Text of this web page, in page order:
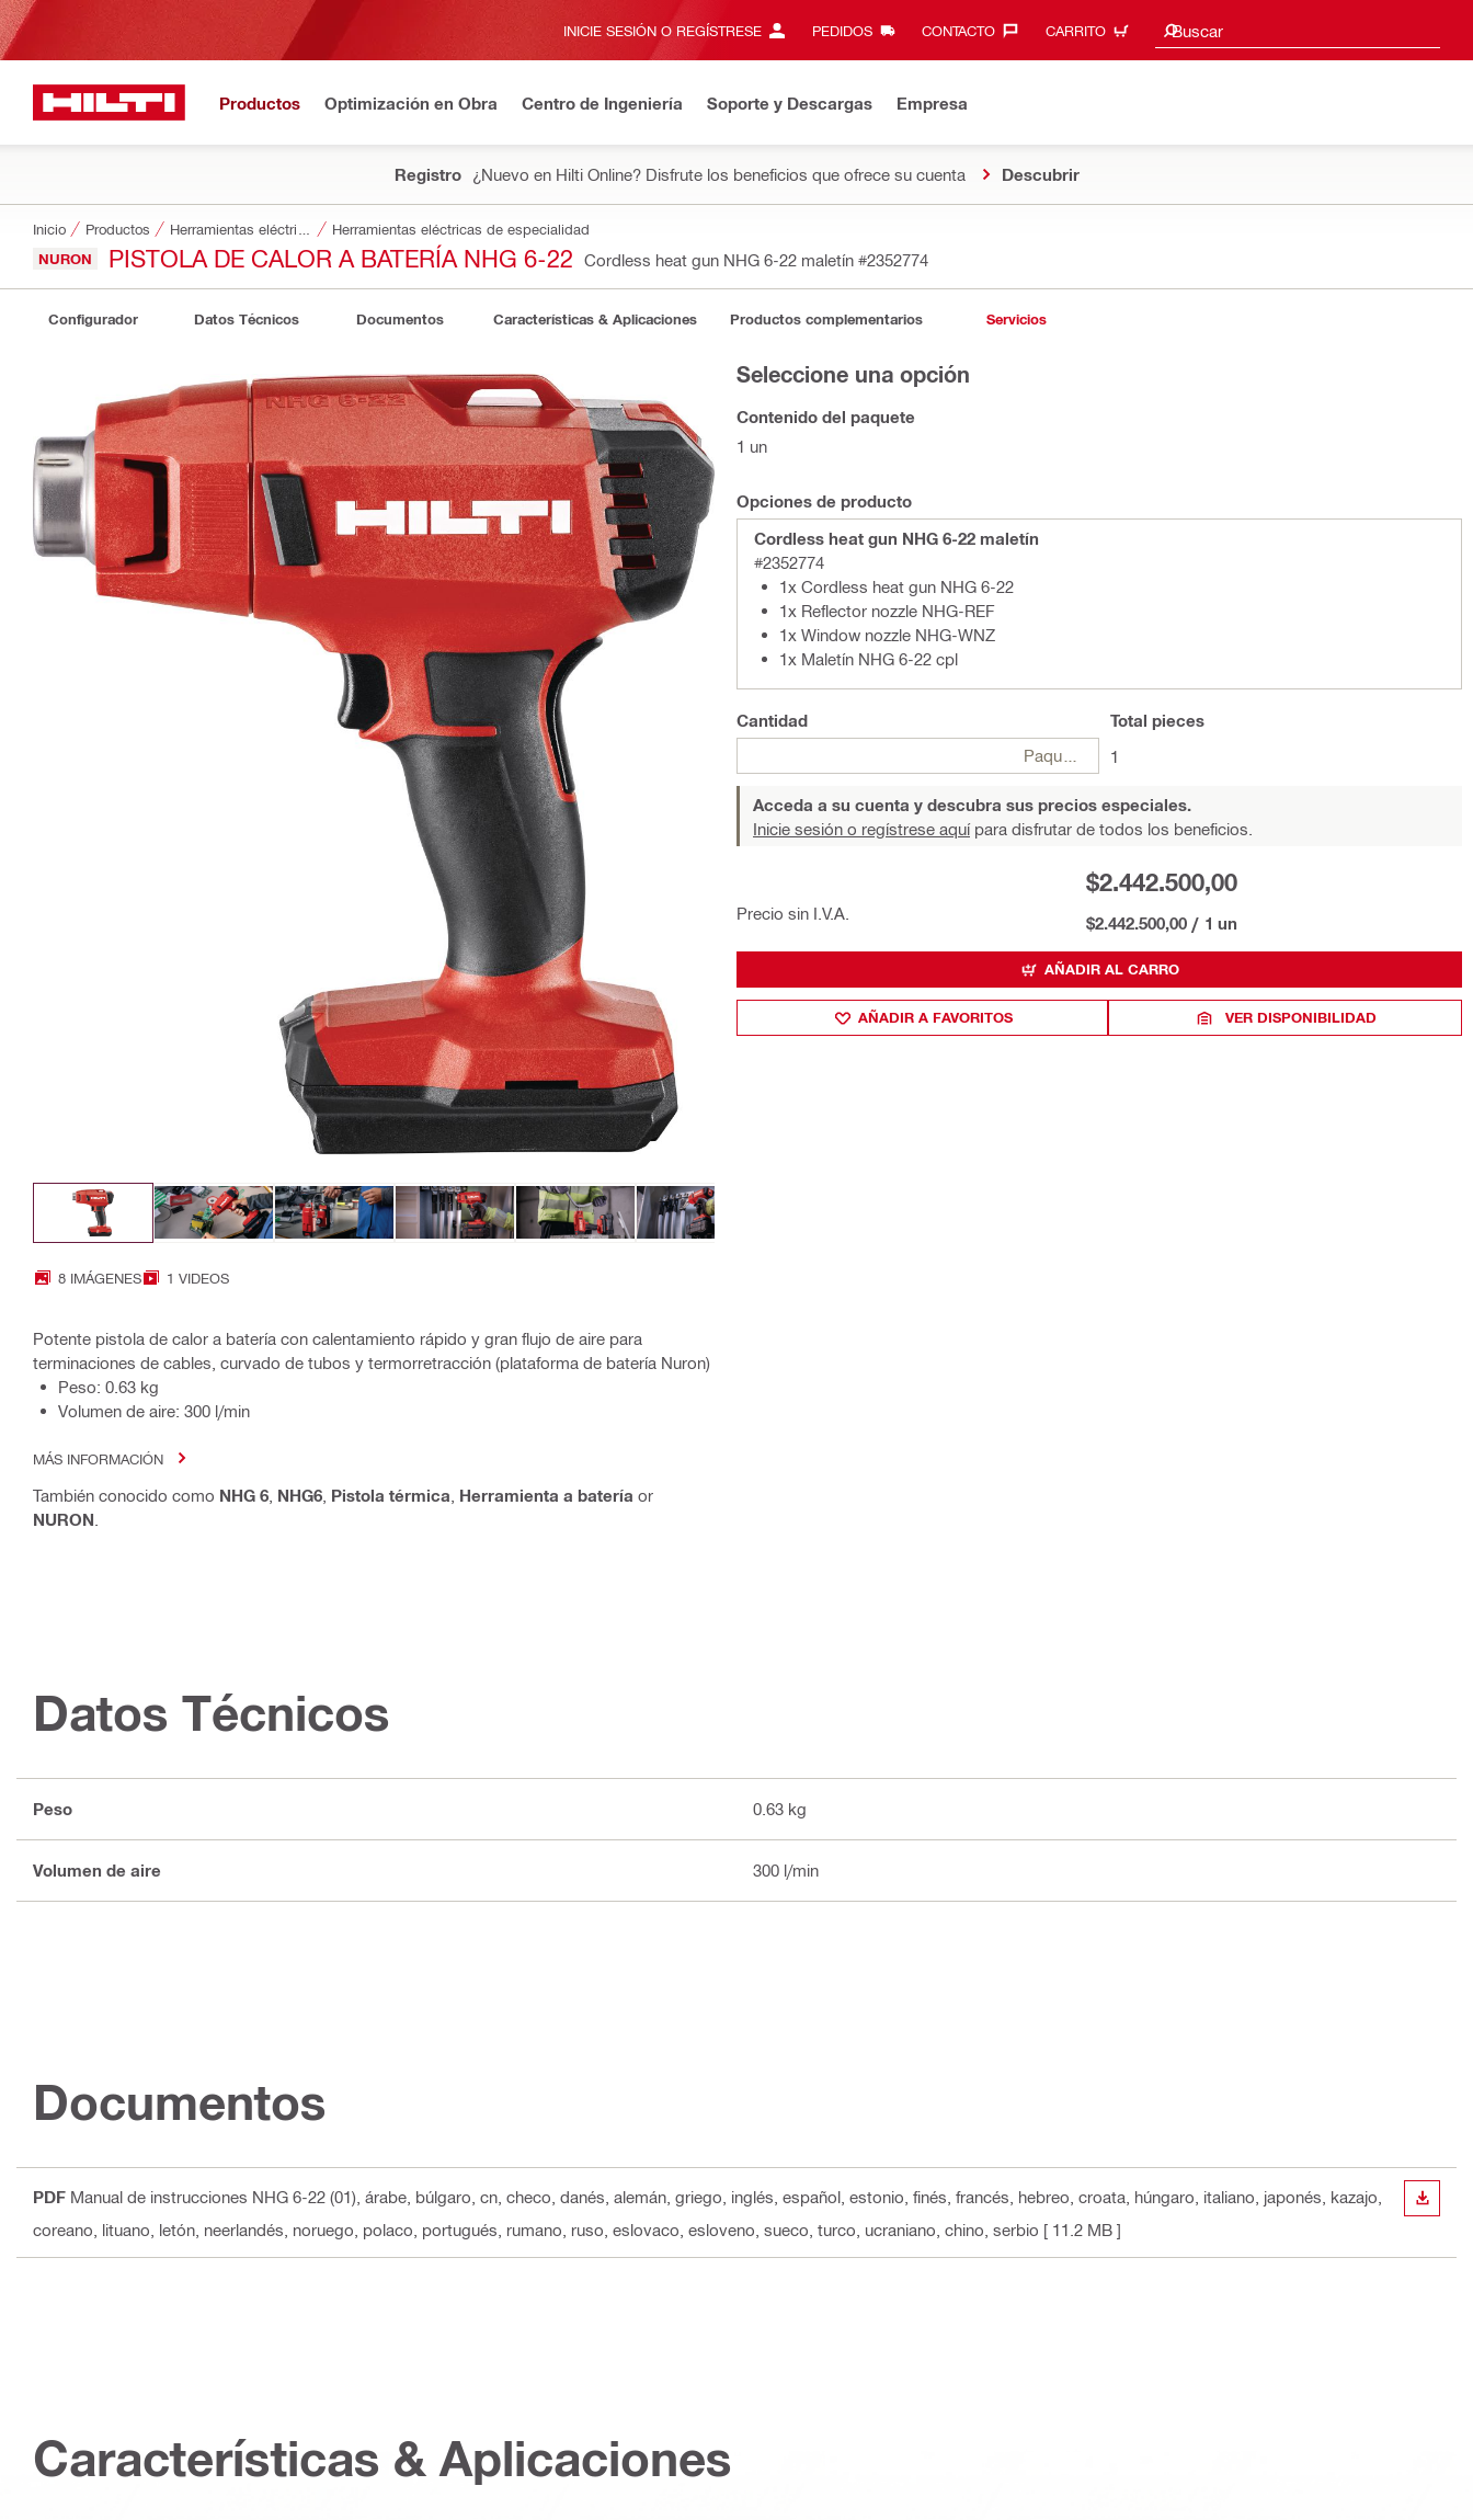
INICIE SESIÓN O REGÍSTRESE PEDIDOS CONTACTO‎ CARRITO Buscar
Sugerencias de búsqueda
Productos Optimización en Obra Centro de Ingeniería Soporte y Descargas Empresa
Registro ¿Nuevo en Hilti Online? Disfrute los beneficios que ofrece su cuenta Descubrir
Inicio Productos Herramientas eléctricas de especialidad
NURON PISTOLA DE CALOR A BATERÍA NHG 6-22 Cordless heat gun NHG 6-22 maletín #2352774
Configurador Datos Técnicos Documentos Características & Aplicaciones Productos complementarios Servicios
8 IMÁGENES 1 VIDEOS
Potente pistola de calor a batería con calentamiento rápido y gran flujo de aire para
terminaciones de cables, curvado de tubos y termorretracción (plataforma de batería Nuron)
Peso: 0.63 kg
Volumen de aire: 300 l/min
MÁS INFORMACIÓN
También conocido como NHG 6 NHG6 Pistola térmica Herramienta a batería or
NURON
Seleccione una opción
Contenido del paquete
1 un
Opciones de producto
Cordless heat gun NHG 6-22 maletín
#2352774
1x Cordless heat gun NHG 6-22
1x Reflector nozzle NHG-REF
1x Window nozzle NHG-WNZ
1x Maletín NHG 6-22 cpl
Cantidad
Paquetes
Total pieces
1
Acceda a su cuenta y descubra sus precios especiales.
Inicie sesión o regístrese aquípara disfrutar de todos los beneficios.
Precio sin I.V.A.
$2.442.500,00
$2.442.500,00 / 1 un
AÑADIR AL CARRO
AÑADIR A FAVORITOS VER DISPONIBILIDAD
Datos Técnicos
Peso 0.63 kg
Volumen de aire 300 l/min
Documentos
PDF Manual de instrucciones NHG 6-22 (01) , árabe, búlgaro, cn, checo, danés, alemán, griego, inglés, español, estonio, finés, francés, hebreo, croata, húngaro, italiano, japonés, kazajo,
coreano, lituano, letón, neerlandés, noruego, polaco, portugués, rumano, ruso, eslovaco, esloveno, sueco, turco, ucraniano, chino, serbio [ 11.2 MB ]
Características & Aplicaciones